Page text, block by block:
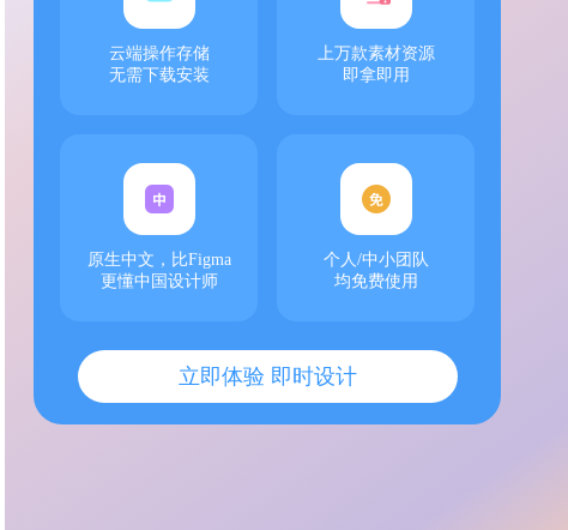
云端操作存储
无需下载安装
上万款素材资源
即拿即用
原生中文，比Figma
更懂中国设计师
个人/中小团队
均免费使用
立即体验 即时设计